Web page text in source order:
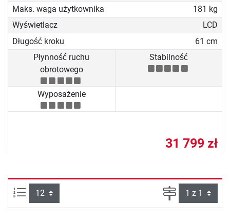
Maks. waga użytkownika
181 kg
Wyświetlacz
LCD
Długość kroku
61 cm
Płynność ruchu
obrotowego
Stabilność
Wyposażenie
31 799 zł
Ilości produktów na stronie: Strona